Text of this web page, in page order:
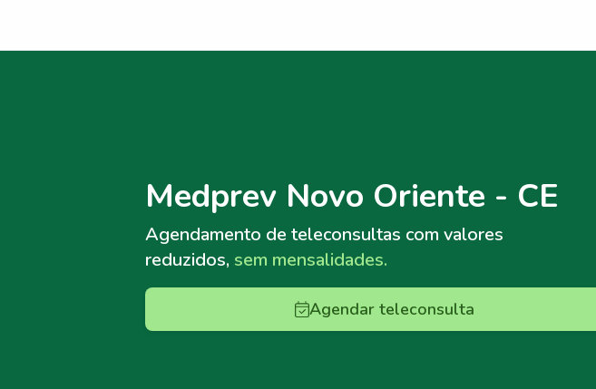
Medprev Novo Oriente - CE
Agendamento de teleconsultas com valores
reduzidos, sem mensalidades.
Agendar teleconsulta